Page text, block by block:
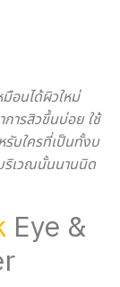
อนได้ผิวใหม่
การสิวขึ้นบ่อย ใช้
รับใครที่เป็นทั้งบ
ริเวณนั้นนานนิด
Eye &